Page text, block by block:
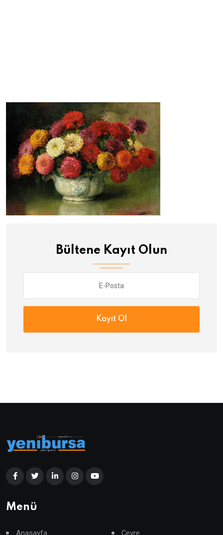
Bültene Kayıt Olun
Kayıt Ol
Menü
Anasayfa Çevre